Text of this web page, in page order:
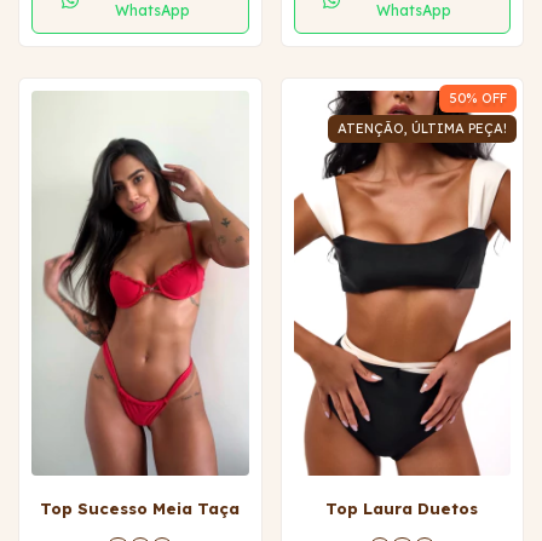
WhatsApp
WhatsApp
Top Sucesso Meia Taça
50% OFF
ATENÇÃO, ÚLTIMA PEÇA!
Top Laura Duetos